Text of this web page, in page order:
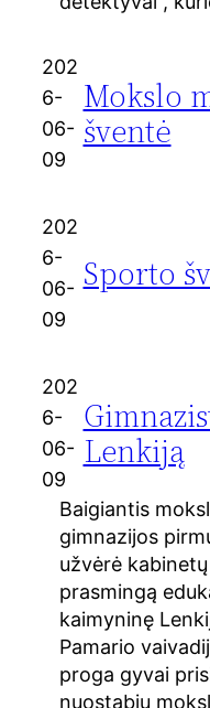
202
6-
06-
09
Mokslo
šventė
202
6-
06-
09
Sporto
202
6-
06-
09
Lenkiją
Baigiantis
gimnazijos
užvėrė
prasmingą
kaimyninę
Pamario
proga gyvai
nuostabiu